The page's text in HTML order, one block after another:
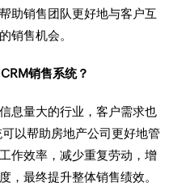
助销售团队更好地与客户互
销售机会。
销售系统？
息量大的行业，客户需求也
以帮助房地产公司更好地管
作效率，减少重复劳动，增
，最终提升整体销售绩效。